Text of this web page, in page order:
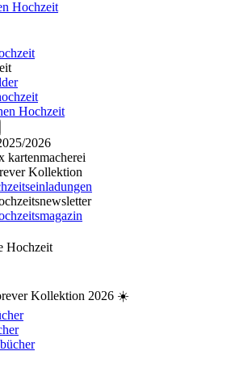
Hochzeit
Hochzeit
2026
kartenmacherei
Kollektion
Hochzeit
Kollektion 2026 ☀️